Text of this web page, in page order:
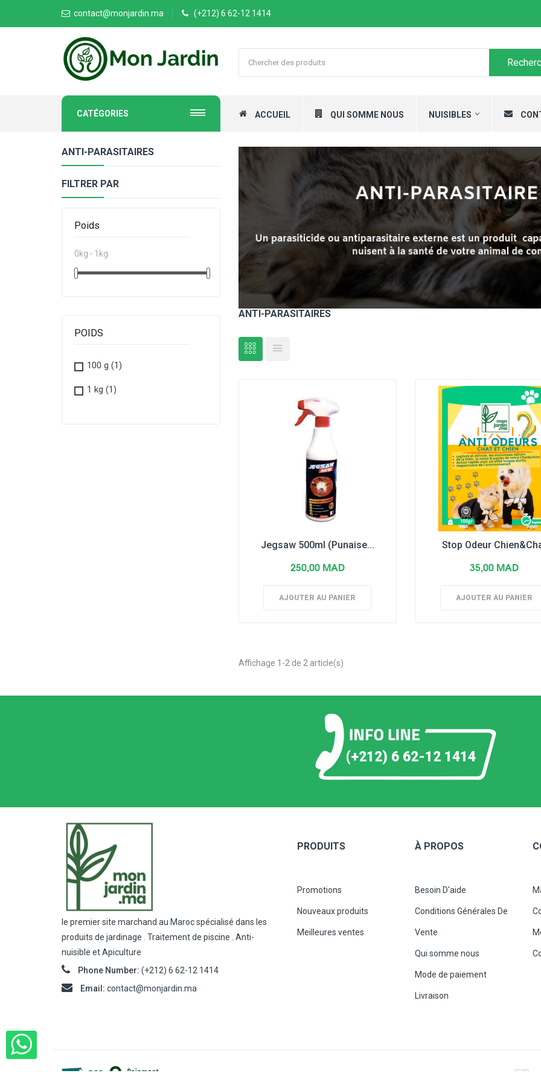
contact@monjardin.ma (+212) 6 62-12 1414
CATÉGORIES ACCUEIL QUI SOMME NOUS NUISIBLES
ANTI-PARASITAIRES
FILTRER PAR
Poids
0kg - 1kg
POIDS
100 g (1)
1 kg (1)
ANTI-PARASITAIRES
Jegsaw 500ml (Punaise...
250,00 MAD
AJOUTER AU PANIER
Stop Odeur
35,00 MAD
AJOUTER AU PANIER
Affichage 1-2 de 2 article(s)
(+212) 6 62-12 1414
le premier site marchand au Maroc spécialisé dans les
produits de jardinage . Traitement de piscine . Anti-
nuisible et Apiculture
Phone Number: (+212) 6 62-12 1414
Email: contact@monjardin.ma
PRODUITS
Promotions
Nouveaux produits
Meilleures ventes
À PROPOS
Besoin D'aide
Conditions Générales De
Vente
Qui somme nous
Mode de paiement
Livraison